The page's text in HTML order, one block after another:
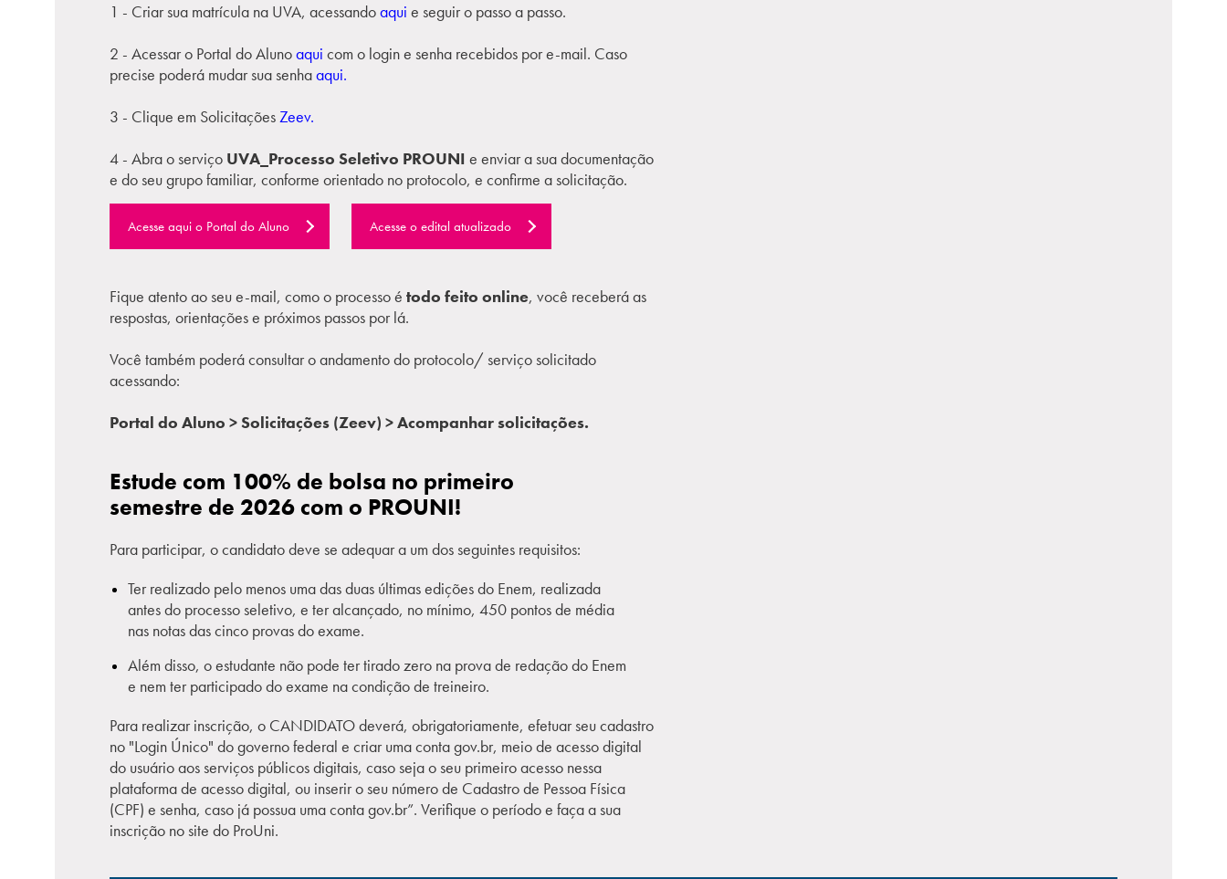
1 - Criar sua matrícula na UVA, acessandoaqui e seguir o passo a passo.
2 - Acessar o Portal do Alunoaqui com o login e senha recebidos por e-mail. Caso
precise poderá mudar sua senhaaqui.
3 - Clique em SolicitaçõesZeev.
4 - Abra o serviço UVA_Processo Seletivo PROUNI e enviar a sua documentação
e do seu grupo familiar, conforme orientado no protocolo, e confirme a solicitação.
Acesse aqui o Portal do Aluno Acesse o edital atualizado
Fique atento ao seu e-mail, como o processo é todo feito online, você receberá as
respostas, orientações e próximos passos por lá.
Você também poderá consultar o andamento do protocolo/ serviço solicitado
acessando:
Portal do Aluno > Solicitações (Zeev) > Acompanhar solicitações.
Estude com 100% de bolsa no primeiro
semestre de 2026 com o PROUNI!
Para participar, o candidato deve se adequar a um dos seguintes requisitos:
Ter realizado pelo menos uma das duas últimas edições do Enem, realizada
antes do processo seletivo, e ter alcançado, no mínimo, 450 pontos de média
nas notas das cinco provas do exame.
Além disso, o estudante não pode ter tirado zero na prova de redação do Enem
e nem ter participado do exame na condição de treineiro.
Para realizar inscrição, o CANDIDATO deverá, obrigatoriamente, efetuar seu cadastro
no "Login Único" do governo federal e criar uma conta gov.br, meio de acesso digital
do usuário aos serviços públicos digitais, caso seja o seu primeiro acesso nessa
plataforma de acesso digital, ou inserir o seu número de Cadastro de Pessoa Física
(CPF) e senha, caso já possua uma conta gov.br”. Verifique o período e faça a sua
inscrição no site do ProUni.